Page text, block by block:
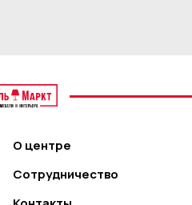
О центре
Сотрудничество